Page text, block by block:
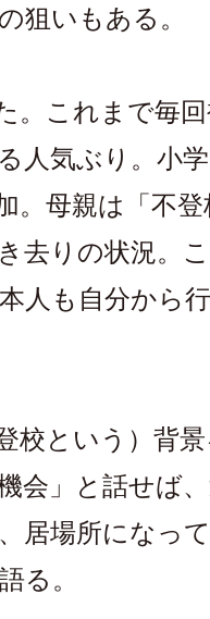
狙いもある。
。これまで毎
人気ぶり。小
。母親は「不
去りの状況。
人も自分から
校という）背
会」と話せば
居場所になっ
る。